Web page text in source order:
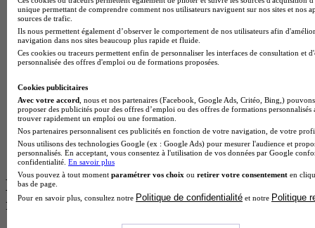
BTS Sam en alternance
Cap Fleuriste en alternance
BTS Sio en alternance
MSc Marketing Digital en alternance
BTS Gpme en alternance
Cap Electricien en alternance
BTS Domotique en alternance
BAC Pro Agora en alternance
BTS Sta en alternance
BTS Iris en alternance
BTS Tpl en alternance
BTS Ati en alternance
Les diplômes par filière les plus
recherchés
unique permettant de comprendre comment nos utilisateurs naviguent sur nos sites et nos
sources de trafic.
Ils nous permettent également d’observer le comportement de nos utilisateurs afin
navigation dans nos sites beaucoup plus rapide et fluide.
Ces cookies ou traceurs permettent enfin de personnaliser les interfaces de consultation et
personnalisée des offres d'emploi ou de formations proposées.
Cookies publicitaires
Avec votre accord , nous et nos partenaires (Facebook, Google Ads, Critéo, Bing,)
proposer des publicités pour des offres d’emploi ou des offres de formations
trouver rapidement un emploi ou une formation.
Nos partenaires personnalisent ces publicités en fonction de votre navigation, de votre
Nous utilisons des technologies Google (ex : Google Ads) pour mesurer l'audience et
personnalisés. En acceptant, vous consentez à l'utilisation de vos données par Google
confidentialité. En savoir plus
Vous pouvez à tout moment paramétrer vos choix ou retirer votre consentement en
bas de page.
Pour en savoir plus, consultez notre Politique de confidentialité et notre Politique